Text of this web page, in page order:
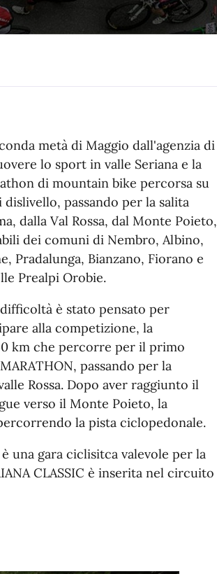
metà di Maggio dall'agenzia di
lo sport in valle Seriana e la
di mountain bike percorsa su
passando per la salita
dalla Val Rossa, dal Monte Poieto,
dei comuni di Nembro, Albino,
Pradalunga, Bianzano, Fiorano e
Prealpi Orobie.
è stato pensato per
alla competizione, la
km che percorre per il primo
passando per la
Rossa. Dopo aver raggiunto il
verso il Monte Poieto, la
la pista ciclopedonale.
è una gara ciclisitca valevole per la
CLASSIC è inserita nel circuito